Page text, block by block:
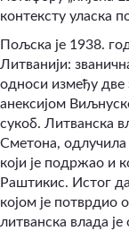
контексту уласка
Пољска је 1938.
Литванији:
односи између две
анексијом
сукоб. Литванска
Сметона, одлучила
који је подржао и
Раштикис. Истог
којом је потврдио
литванска влада